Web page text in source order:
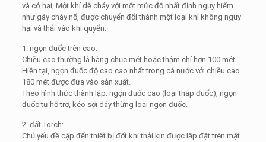
và có hại, Một khí dễ cháy với một mức độ nhất định nguy hiểm
như gây cháy nổ, được chuyển đổi thành một loại khí không nguy
hại và thải vào khí quyển.
1. ngọn đuốc trên cao:
Chiều cao thường là hàng chục mét hoặc thậm chí hơn 100 mét.
Hiện tại, ngọn đuốc độ cao cao nhất trong cả nước với chiều cao
180 mét được đưa vào sản xuất.
Theo hình thức thành lập: ngọn đuốc cao (loại tháp đuốc), ngọn
đuốc tự hỗ trợ, kéo sợi dây thừng loại ngọn đuốc.
2. đất Torch:
Chủ yếu đề cập đến thiết bị đốt khí thải kín được lắp đặt trên mặt